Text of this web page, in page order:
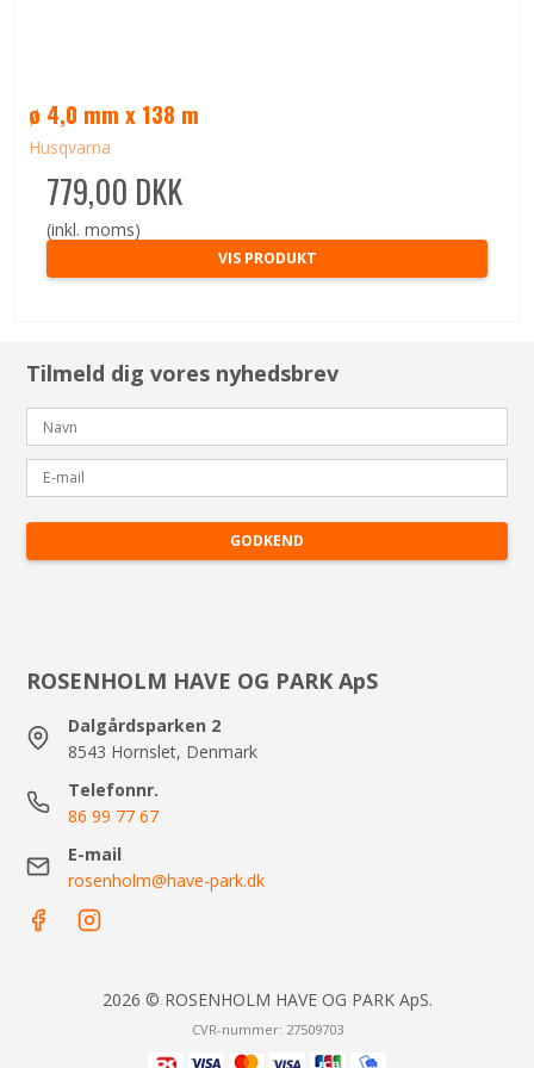
ø 4,0 mm x 138 m
Husqvarna
779,00 DKK
(inkl. moms)
VIS PRODUKT
Tilmeld dig vores nyhedsbrev
GODKEND
ROSENHOLM HAVE OG PARK ApS
Dalgårdsparken 2
8543 Hornslet, Denmark
Telefonnr.
86 99 77 67
E-mail
rosenholm@have-park.dk
2026 © ROSENHOLM HAVE OG PARK ApS.
CVR-nummer: 27509703